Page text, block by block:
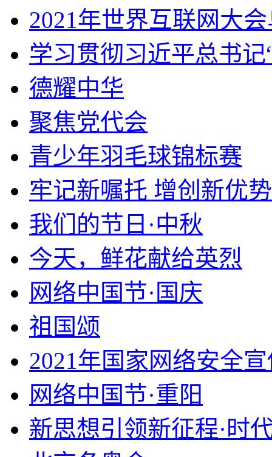
2021年世界互联网大
学习贯彻习近平总书
德耀中华
聚焦党代会
青少年羽毛球锦标赛
牢记新嘱托 增创新优
我们的节日·中秋
今天，鲜花献给英烈
网络中国节·国庆
祖国颂
2021年国家网络安全
网络中国节·重阳
新思想引领新征程·时